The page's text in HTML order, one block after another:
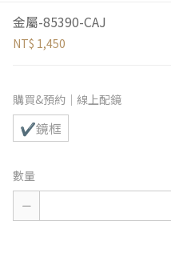
金屬-85390-CAJ
NT$ 1,450
購買&預約｜線上配鏡
✔鏡框
數量